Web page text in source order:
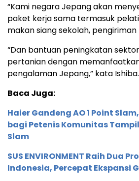
“Kami negara Jepang akan
paket kerja sama termasuk
makan siang sekolah, pengiriman
“Dan bantuan peningkatan
pertanian dengan
pengalaman Jepang,” kata
Baca Juga:
Haier Gandeng AO 1 Point
bagi Petenis Komunitas
Slam
SUS ENVIRONMENT Raih Dua
Indonesia, Percepat Ekspansi